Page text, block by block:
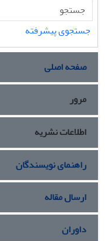
جستجوی پیشرفته
صفحه اصلی
مرور
اطلاعات نشریه
راهنمای نویسندگان
ارسال مقاله
داوران